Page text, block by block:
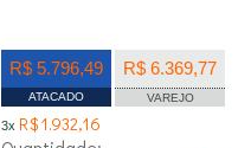
R$ 5.796,49
ATACADO
R$ 6.369,77
VAREJO
3x R$ 1.932,16